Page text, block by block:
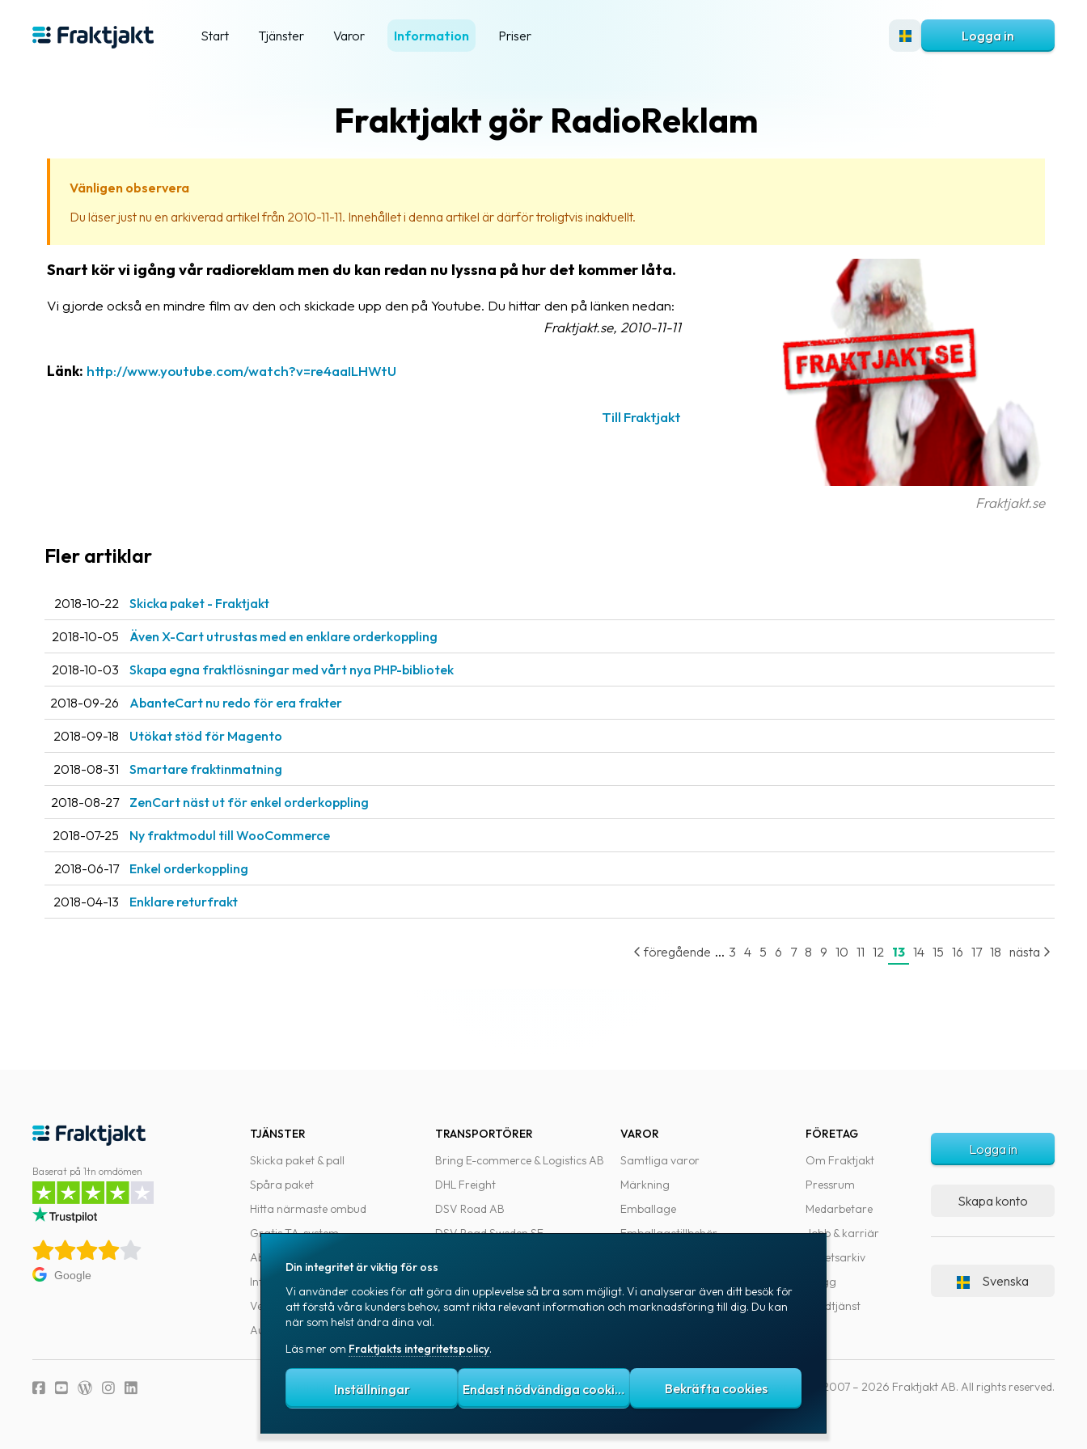
Start Tjänster Varor Information Priser Logga in
Fraktjakt gör RadioReklam
Vänligen observera
Du läser just nu en arkiverad artikel från 2010-11-11. Innehållet i denna artikel är därför troligtvis inaktuellt.
Fraktjakt.se
Snart kör vi igång vår radioreklam men du kan redan nu lyssna på hur det kommer låta.
Vi gjorde också en mindre film av den och skickade upp den på Youtube. Du hittar den på länken nedan:
Fraktjakt.se, 2010-11-11
Länk: http://www.youtube.com/watch?v=re4aaILHWtU
Till Fraktjakt
Fler artiklar
2018-10-22 Skicka paket - Fraktjakt
2018-10-05 Även X-Cart utrustas med en enklare orderkoppling
2018-10-03 Skapa egna fraktlösningar med vårt nya PHP-bibliotek
2018-09-26 AbanteCart nu redo för era frakter
2018-09-18 Utökat stöd för Magento
2018-08-31 Smartare fraktinmatning
2018-08-27 ZenCart näst ut för enkel orderkoppling
2018-07-25 Ny fraktmodul till WooCommerce
2018-06-17 Enkel orderkoppling
2018-04-13 Enklare returfrakt
föregående ... 3 4 5 6 7 8 9 10 11 12 13 14 15 16 17 18 nästa
Baserat på 1tn omdömen
Google
TJÄNSTER
Skicka paket & pall
Spåra paket
Hitta närmaste ombud
Gratis TA-system
Abonnemang
Integrationer
Verktyg för utvecklare
Automatiseringar
TRANSPORTÖRER
Bring E-commerce & Logistics AB
DHL Freight
DSV Road AB
DSV Road Sweden SE
PostNord Sverige AB
VAROR
Samtliga varor
Märkning
Emballage
Emballagetillbehör
FÖRETAG
Om Fraktjakt
Pressrum
Medarbetare
Jobb & karriär
Nyhetsarkiv
Blogg
Kundtjänst
Logga in
Skapa konto
Svenska
Fraktjakts integritetspolicy Allmänna villkor Cookies Copyright © 2007 – 2026 Fraktjakt AB. All rights reserved.
Din integritet är viktig för oss
Vi använder cookies för att göra din upplevelse så bra som möjligt. Vi analyserar även ditt besök för
att förstå våra kunders behov, samt rikta relevant information och marknadsföring till dig. Du kan
när som helst ändra dina val.
Läs mer om Fraktjakts integritetspolicy.
Inställningar Endast nödvändiga cookies